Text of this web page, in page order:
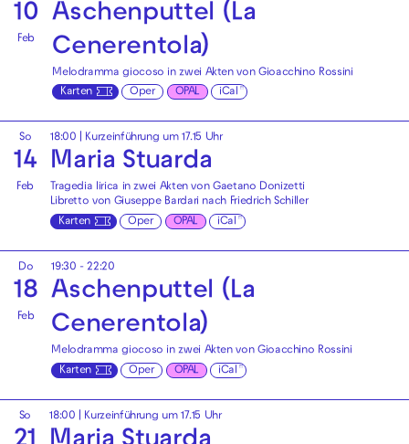
10
Feb
Aschenputtel (La
Cenerentola)
Melodramma giocoso in zwei Akten von Gioacchino Rossini
Karten
Oper OPAL iCal
So
14
Feb
18:00 | Kurzeinführung um 17.15 Uhr
Maria Stuarda
Tragedia lirica in zwei Akten von Gaetano Donizetti
Libretto von Giuseppe Bardari nach Friedrich Schiller
Karten
Oper OPAL iCal
Do
18
Feb
19:30 - 22:20
Aschenputtel (La
Cenerentola)
Melodramma giocoso in zwei Akten von Gioacchino Rossini
Karten
Oper OPAL iCal
So 18:00 | Kurzeinführung um 17.15 Uhr